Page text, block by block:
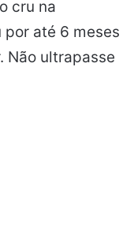
cru na
até 6 meses
Não ultrapasse